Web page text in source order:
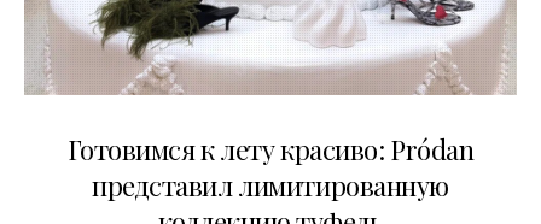
Готовимся к лету красиво: Pródan
представил лимитированную